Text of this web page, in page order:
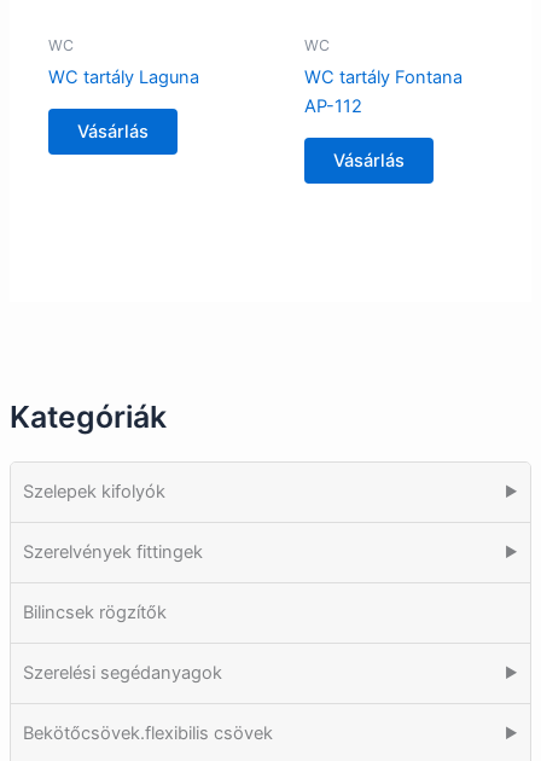
Kategóriák
Szelepek kifolyók ▶
Szerelvények fittingek ▶
Bilincsek rögzítők
Szerelési segédanyagok ▶
Bekötőcsövek.flexibilis csövek ▶
WC
WC tartály Laguna
Vásárlás
WC
WC tartály Fontana
AP-112
Vásárlás